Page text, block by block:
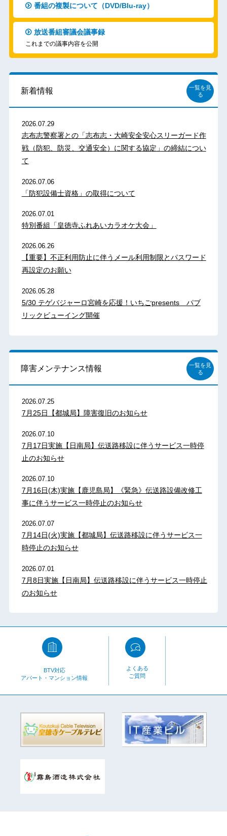
番組の複製について（DVD/Blu-ray）
放送番組審議会議事録
これまでの議事内容を公開
新着情報
一覧を見
る
2026.07.29
志布志警察署との「志布志・大崎安全安心スリーガード作
戦（防犯、防災、交通安全）に関する協定」の締結につい
て
2026.07.06
「防犯設備士資格」の取得について
2026.07.01
特別番組「皇徳寺ふれあいカラオケ大会」
2026.06.26
【重要】不正利用防止に伴うメール利用制限とパスワード
再設定のお願い
2026.05.28
5/30 テゲバジャーロ宮崎を応援！いちごpresents パブ
リックビューイング開催
障害メンテナンス情報
一覧を見
る
2026.07.25
7月25日【都城局】障害復旧のお知らせ
2026.07.10
7月17日実施【日南局】伝送路移設に伴うサービス一時停
止のお知らせ
2026.07.10
7月16日(木)実施【鹿児島局】《緊急》伝送路設備改修工
事に伴うサービス一時停止のお知らせ
2026.07.07
7月14日(火)実施【都城局】伝送路移設に伴うサービス一
時停止のお知らせ
2026.07.01
7月8日実施【日南局】伝送路移設に伴うサービス一時停止
のお知らせ
BTV対応
アパート・マンション情報
よくある
ご質問